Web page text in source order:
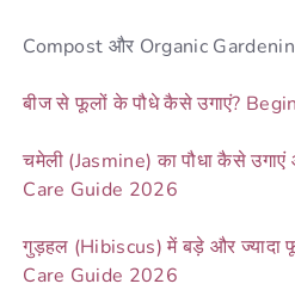
Compost और Organic
बीज से फूलों के पौधे कैसे उगाएं?
चमेली (Jasmine) का पौधा कैसे
Care Guide 2026
गुड़हल (Hibiscus) में बड़े और
Care Guide 2026